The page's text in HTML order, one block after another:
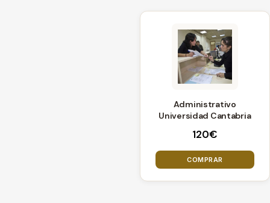
120€
Administrativo
Universidad Cantabria
COMPRAR